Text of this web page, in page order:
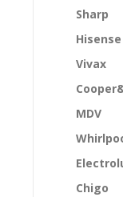
Sharp
Hisense
Vivax
MDV
Chigo